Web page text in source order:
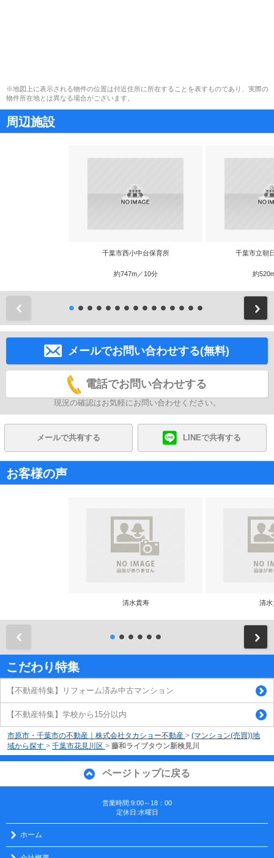
※地図上に表示される物件の位置は付近住所に所在することを表すものであり、実際の
物件所在地とは異なる場合がございます。
周辺施設
千葉市西小中台保育所
約747m／10分
千葉市立朝
約
メールでお問い合わせする(無料)
電話でお問い合わせする
現況の確認はお気軽にお問い合わせください。
メールで共有する LINEで共有する
お客様の声
清水貴寿 清水
こだわり特集
【不動産特集】リフォーム済み中古マンション
【不動産特集】学校から15分以内
市原市・千葉市の不動産｜株式会社タカショー不動産 > (マンション(売買))地
域から探す > 千葉市花見川区 > 藤和ライブタウン新検見川
ページトップに戻る
営業時間:9:00～18：00
定休日:水曜日
ホーム